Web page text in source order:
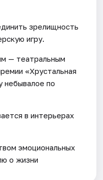
зрелищность
игру.
— театральным
«Хрустальная
небывалое по
в интерьерах
эмоциональных
о жизни